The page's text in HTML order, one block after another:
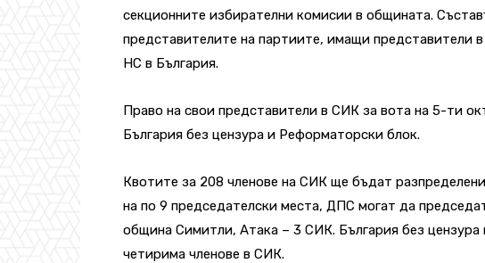
секционните избирателни комисии в общината.
представителите на партиите, имащи представители
НС в България.
Право на свои представители в СИК за вота на 5-ти
България без цензура и Реформаторски блок.
Квотите за 208 членове на СИК ще бъдат
на по 9 председателски места, ДПС могат да
община Симитли, Атака – 3 СИК. България без
четирима членове в СИК.